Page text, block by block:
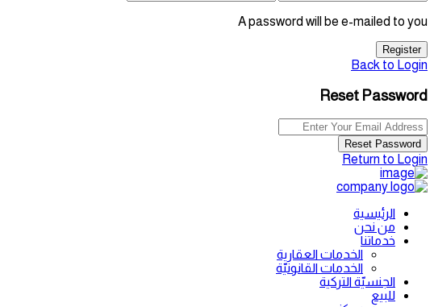
A password will be e-mailed to you
Register
Back to Login
Reset Password
Reset Password
Return to Login
الرئيسية
من نحن
خدماتنا
الخدمات العقارية
الخدمات القانونيّة
الجنسيّة التركية
للبيع